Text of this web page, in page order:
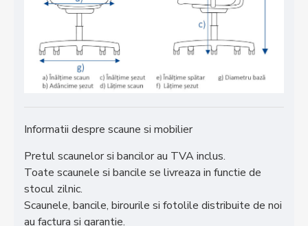
Informatii despre scaune si mobilier
Pretul scaunelor si bancilor au TVA inclus.
Toate scaunele si bancile se livreaza in functie de
stocul zilnic.
Scaunele, bancile, birourile si fotolile distribuite de noi
au factura si garantie.